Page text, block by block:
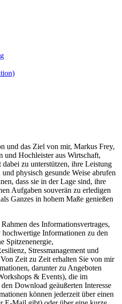
und das Ziel von mir, Markus Frey,
und Hochleister aus Wirtschaft,
zu unterstützen, ihre Leistung
physisch gesunde Weise abrufen
dass sie in der Lage sind, ihre
Aufgaben souverän zu erledigen
Ganzes in hohem Maße genießen
des Informationsvertrages,
Informationen zu den
Spitzenenergie,
Stressmanagement und
Zeit zu Zeit erhalten Sie von mir
darunter zu Angeboten
& Events), die im
Download geäußerten Interesse
können jederzeit über einen